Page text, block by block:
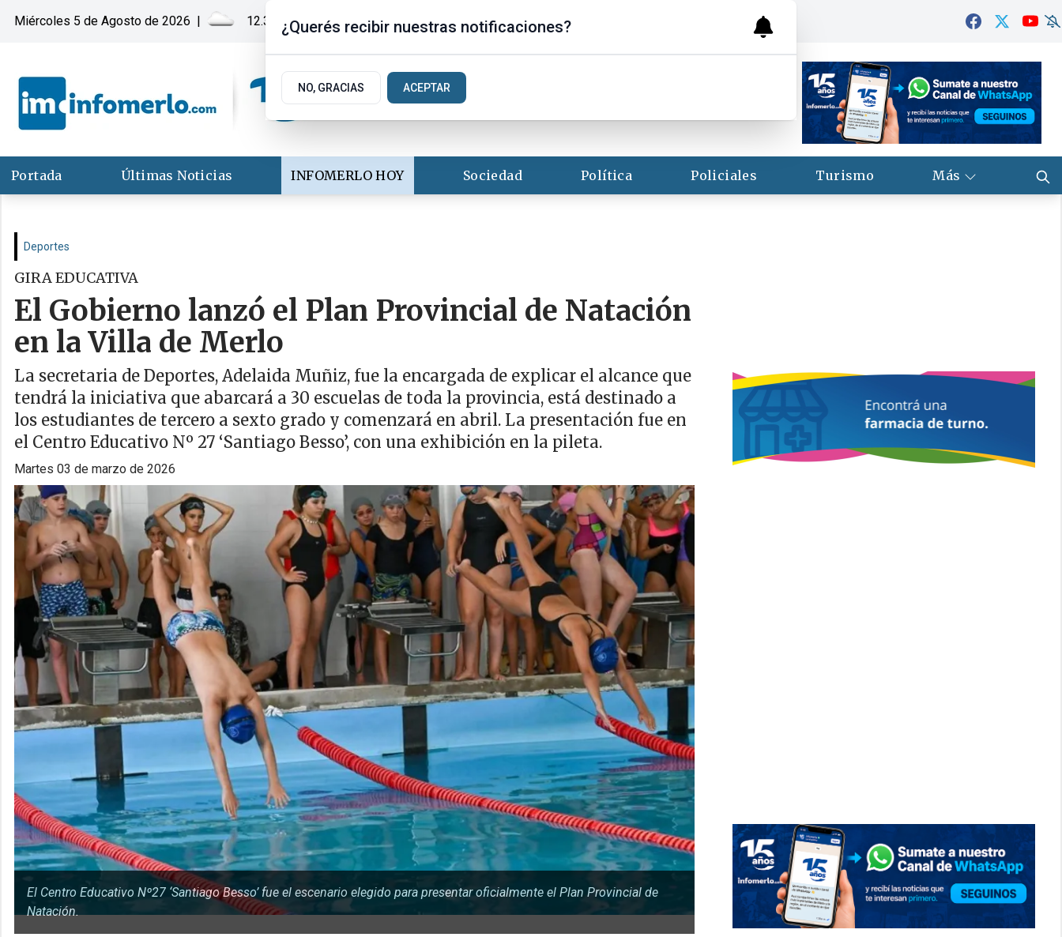
Miércoles 5 de Agosto de 2026 | 12.3ºc | Merlo, San Luis
Portada Últimas Noticias INFOMERLO HOY Sociedad Política Policiales Turismo Más
Deportes
GIRA EDUCATIVA
El Gobierno lanzó el Plan Provincial de Natación
en la Villa de Merlo
La secretaria de Deportes, Adelaida Muñiz, fue la encargada de explicar el alcance que
tendrá la iniciativa que abarcará a 30 escuelas de toda la provincia, está destinado a
los estudiantes de tercero a sexto grado y comenzará en abril. La presentación fue en
el Centro Educativo Nº 27 ‘Santiago Besso’, con una exhibición en la pileta.
martes 03 de marzo de 2026
El Centro Educativo Nº27 ‘Santiago Besso’ fue el escenario elegido para presentar oficialmente el Plan Provincial de
Natación.
¿Querés recibir nuestras notificaciones?
NO, GRACIAS ACEPTAR